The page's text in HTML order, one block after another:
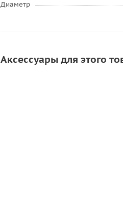
Диаметр
Аксессуары для этого